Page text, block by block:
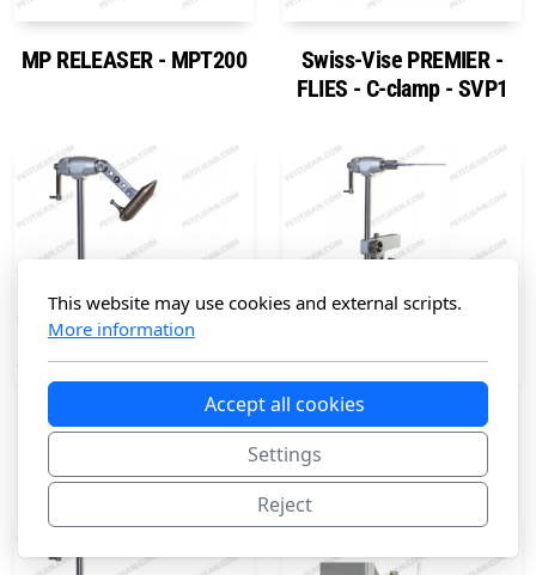
MP RELEASER - MPT200
Swiss-Vise PREMIER -
FLIES - C-clamp - SVP1
Swiss-Vise PREMIER -
Swiss-Vise PREMIER -
TUBES - C-Clamp - SVP3
This website may use cookies and external scripts.
More information
Accept all cookies
Settings
Reject